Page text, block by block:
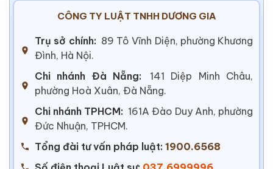
CÔNG TY LUẬT TNHH DƯƠNG GIA
Trụ sở chính: 89 Tô Vĩnh Diện, phường Khương
Đình, Hà Nội.
Chi nhánh Đà Nẵng:
141 Diệp Minh Châu,
phường Hoà Xuân, Đà Nẵng.
Chi nhánh TPHCM: 161A Đào Duy Anh, phường
Đức Nhuận, TPHCM.
Tổng đài tư vấn pháp luật: 1900.6568